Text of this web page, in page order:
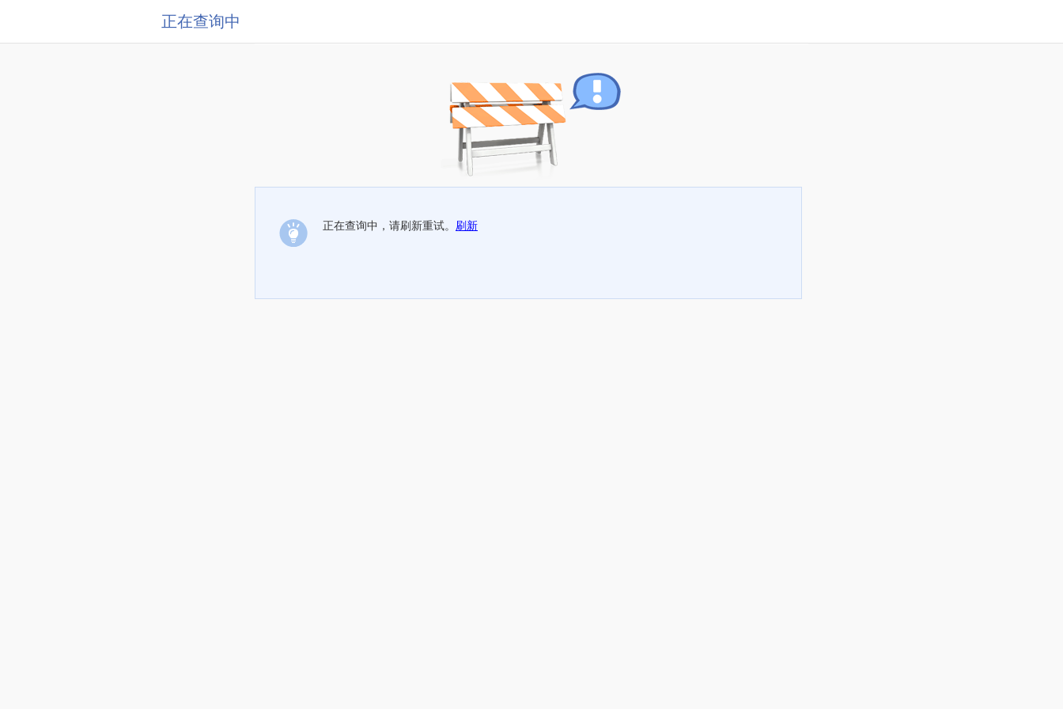
正在查询中
正在查询中，请刷新重试。 刷新